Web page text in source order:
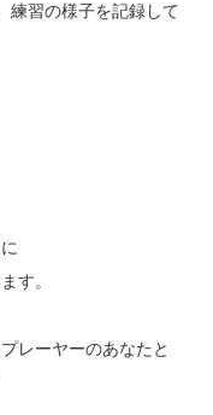
練習の様子を記録して
す。
レーヤーのあなたと